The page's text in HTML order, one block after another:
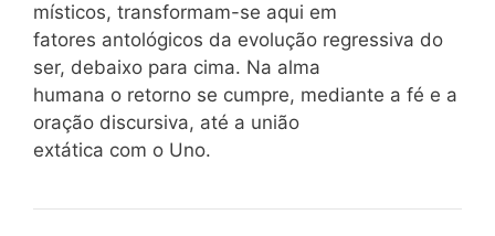
místicos, transformam-se aqui em
fatores antológicos da evolução regressiva do
ser, debaixo para cima. Na alma
humana o retorno se cumpre, mediante a fé e a
oração discursiva, até a união
extática com o Uno.